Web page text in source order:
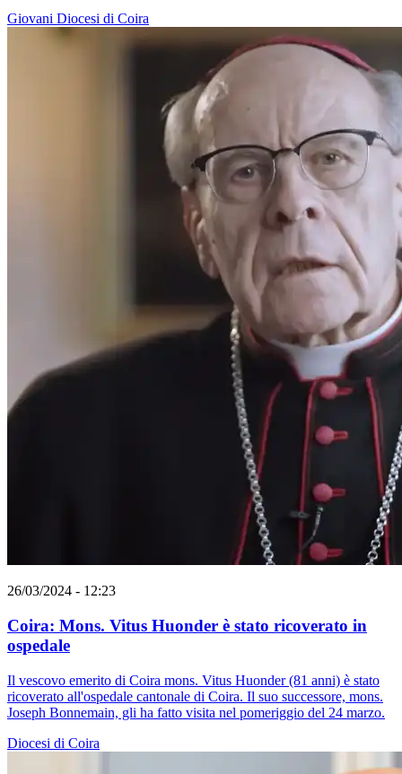
Giovani Diocesi di Coira
26/03/2024 - 12:23
Coira: Mons. Vitus Huonder è stato ricoverato in
ospedale
Il vescovo emerito di Coira mons. Vitus Huonder (81 anni) è stato
ricoverato all'ospedale cantonale di Coira. Il suo successore, mons.
Joseph Bonnemain, gli ha fatto visita nel pomeriggio del 24 marzo.
Diocesi di Coira